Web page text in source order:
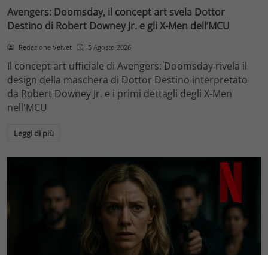
Avengers: Doomsday, il concept art svela Dottor
Destino di Robert Downey Jr. e gli X-Men dell’MCU
Redazione Velvet 5 Agosto 2026
Il concept art ufficiale di Avengers: Doomsday rivela il
design della maschera di Dottor Destino interpretato
da Robert Downey Jr. e i primi dettagli degli X-Men
nell'MCU
Leggi di più